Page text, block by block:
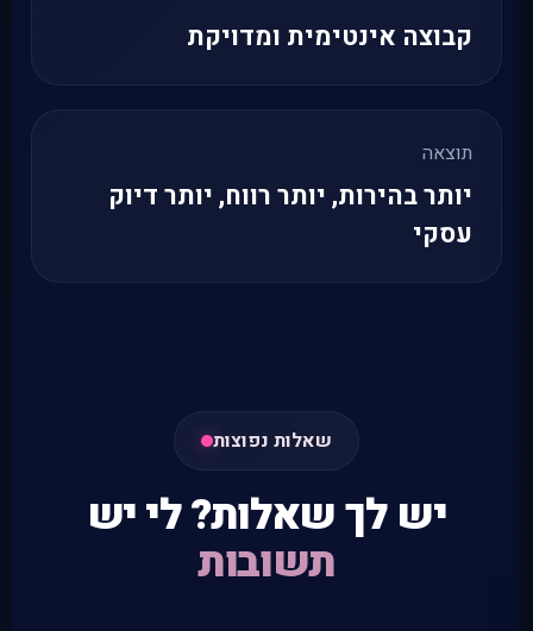
קבוצה אינטימית ומדויקת
תוצאה
יותר בהירות, יותר רווח, יותר דיוק
עסקי
שאלות נפוצות
יש לך שאלות? לי יש
תשובות